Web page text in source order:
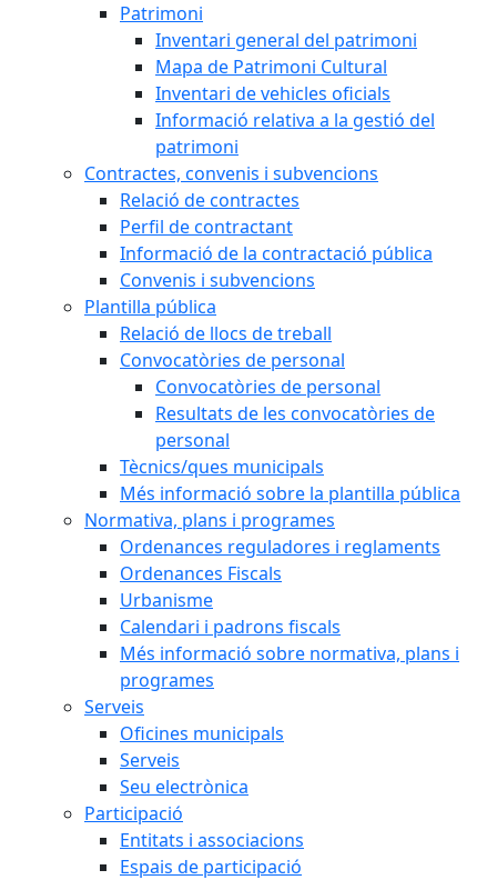
Patrimoni
Inventari general del patrimoni
Mapa de Patrimoni Cultural
Inventari de vehicles oficials
Informació relativa a la gestió del
patrimoni
Contractes, convenis i subvencions
Relació de contractes
Perfil de contractant
Informació de la contractació pública
Convenis i subvencions
Plantilla pública
Relació de llocs de treball
Convocatòries de personal
Convocatòries de personal
Resultats de les convocatòries de
personal
Tècnics/ques municipals
Més informació sobre la plantilla pública
Normativa, plans i programes
Ordenances reguladores i reglaments
Ordenances Fiscals
Urbanisme
Calendari i padrons fiscals
Més informació sobre normativa, plans i
programes
Serveis
Oficines municipals
Serveis
Seu electrònica
Participació
Entitats i associacions
Espais de participació